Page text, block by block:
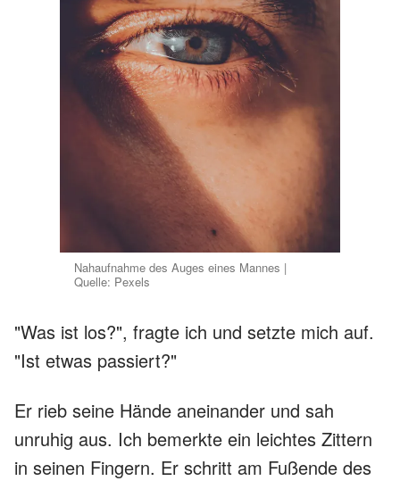
Nahaufnahme des Auges eines Mannes |
Quelle: Pexels
"Was ist los?", fragte ich und setzte mich auf.
"Ist etwas passiert?"
Er rieb seine Hände aneinander und sah
unruhig aus. Ich bemerkte ein leichtes Zittern
in seinen Fingern. Er schritt am Fußende des